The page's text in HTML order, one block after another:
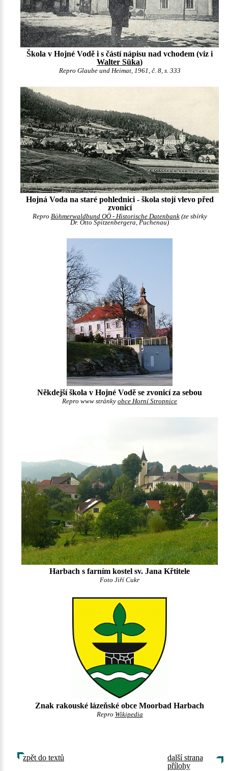
Škola v Hojné Vodě i s částí nápisu nad vchodem (viz i
Walter Süka)
Repro Glaube und Heimat, 1961, č. 8, s. 333
Hojná Voda na staré pohlednici - škola stojí vlevo před
zvonicí
Repro Böhmerwaldbund OÖ - Historische Datenbank(ze sbírky
Dr. Otto Spitzenbergera, Puchenau)
Někdejší škola v Hojné Vodě se zvonicí za sebou
Repro www stránky obce Horní Stropnice
Harbach s farním kostel sv. Jana Křtitele
Foto Jiří Cukr
Znak rakouské lázeňské obce Moorbad Harbach
Repro Wikipedia
zpět do textů
další strana
přílohy